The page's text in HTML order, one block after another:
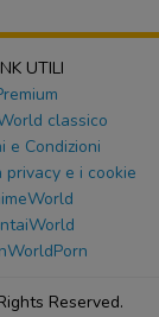
UTILI
classico
e Condizioni
privacy e i cookie
Reserved.